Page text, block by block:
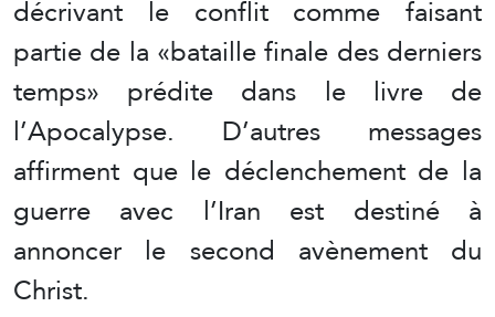
décrivant le conflit comme faisant
partie de la «bataille finale des derniers
temps» prédite dans le livre de
l’Apocalypse. D’autres messages
affirment que le déclenchement de la
guerre avec l’Iran est destiné à
annoncer le second avènement du
Christ.